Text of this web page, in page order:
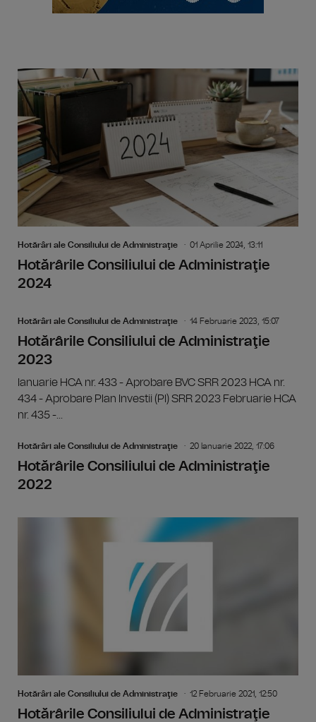
Hotărâri ale Consiliului de Administraţie 01 Aprilie 2024, 13:11
Hotărârile Consiliului de Administraţie
2024
Hotărâri ale Consiliului de Administraţie 14 Februarie 2023, 15:07
Hotărârile Consiliului de Administraţie
2023
Ianuarie HCA nr. 433 - Aprobare BVC SRR 2023 HCA nr.
434 - Aprobare Plan Investii (PI) SRR 2023 Februarie HCA
nr. 435 -...
Hotărâri ale Consiliului de Administraţie 20 Ianuarie 2022, 17:06
Hotărârile Consiliului de Administraţie
2022
Hotărâri ale Consiliului de Administraţie 12 Februarie 2021, 12:50
Hotărârile Consiliului de Administraţie